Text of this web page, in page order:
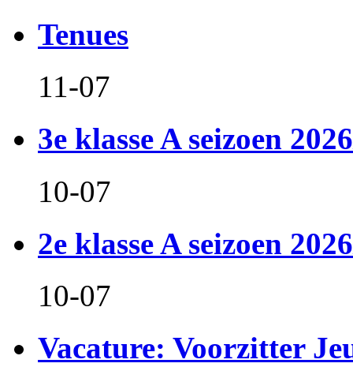
Tenues
11-07
3e klasse A seizoen
10-07
2e klasse A seizoen
10-07
Vacature: Voorzitter